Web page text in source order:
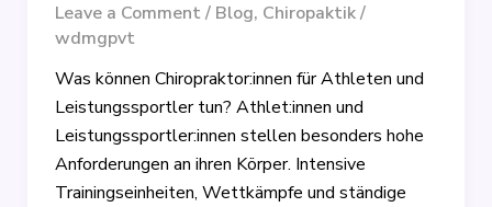
Leave a Comment/ Blog, Chiropaktik/
wdmgpvt
Was können Chiropraktor:innen für Athleten und
Leistungssportler tun? Athlet:innen und
Leistungssportler:innen stellen besonders hohe
Anforderungen an ihren Körper. Intensive
Trainingseinheiten, Wettkämpfe und ständige